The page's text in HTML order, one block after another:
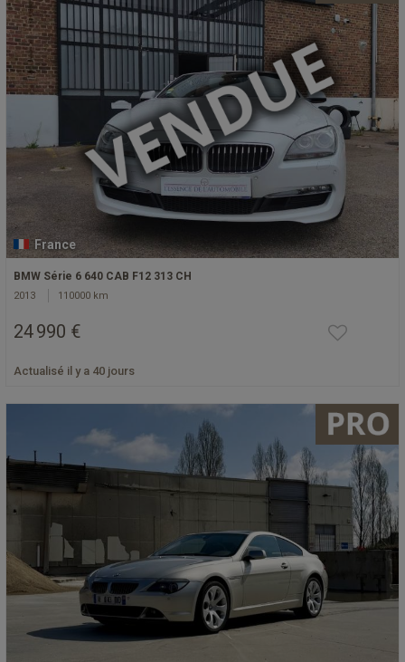
France
BMW Série 6 640 CAB F12 313 CH
2013 110000 km
24 990 €
Actualisé il y a 40 jours